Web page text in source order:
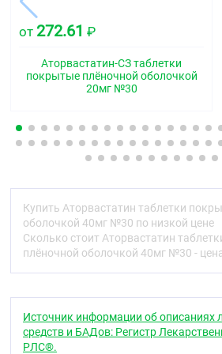
Гиполипидемическое средство -
редуктазы ингибитор
Код АТХ
C10AA05
Фармакодинамика
Аторвастатин ;— селективный
фермента, превращающего З-
метилглютарил-КоА в
предшественник стероидов,
Синтетическое
формами гиперхолестеринемии
дислипидемией ;аторвастатин
концентрацию в плазме крови
;(ХС), ;холестерина
от 272.61 ₽
Аторвастатин-СЗ таблетки
покрытые плёночной оболочкой
20мг №30
Купить Аторвастатин таблетки
оболочкой 40мг №30 по низкой цене
Сколько стоит Аторвастатин
плёночной оболочкой 40мг №30 -
Источник информации об описаниях
средств и БАДов: Регистр
РЛС®.